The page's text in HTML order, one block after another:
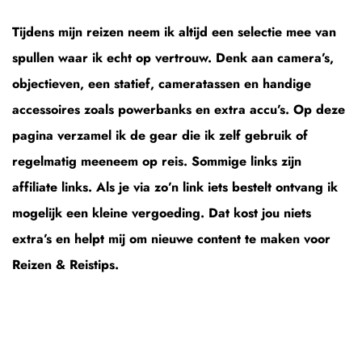
Tijdens mijn reizen neem ik altijd een selectie mee van
spullen waar ik echt op vertrouw. Denk aan camera’s,
objectieven, een statief, cameratassen en handige
accessoires zoals powerbanks en extra accu’s. Op deze
pagina verzamel ik de gear die ik zelf gebruik of
regelmatig meeneem op reis. Sommige links zijn
affiliate links. Als je via zo’n link iets bestelt ontvang ik
mogelijk een kleine vergoeding. Dat kost jou niets
extra’s en helpt mij om nieuwe content te maken voor
Reizen & Reistips.